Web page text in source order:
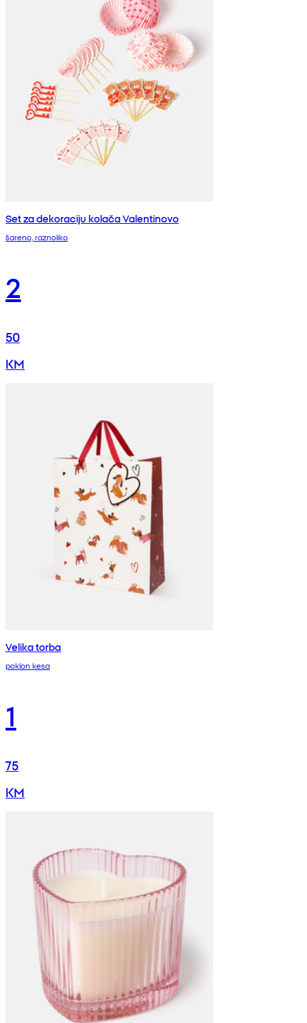
Set za dekoraciju kolača Valentinovo
šareno, raznoliko
2
50
KM
Velika torba
poklon kesa
1
75
KM